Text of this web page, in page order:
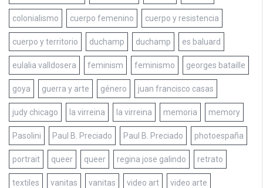
colonialismo cuerpo femenino cuerpo y resistencia
cuerpo y territorio duchamp duchamp es baluard
eulalia valldosera feminism feminismo georges bataille
goya guerra y arte género juan francisco casas
judy chicago la virreina la virreina memoria memory
Pasolini Paul B. Preciado Paul B. Preciado photoespaña
portrait queer queer regina jose galindo retrato
textiles vanitas vanitas video art video arte